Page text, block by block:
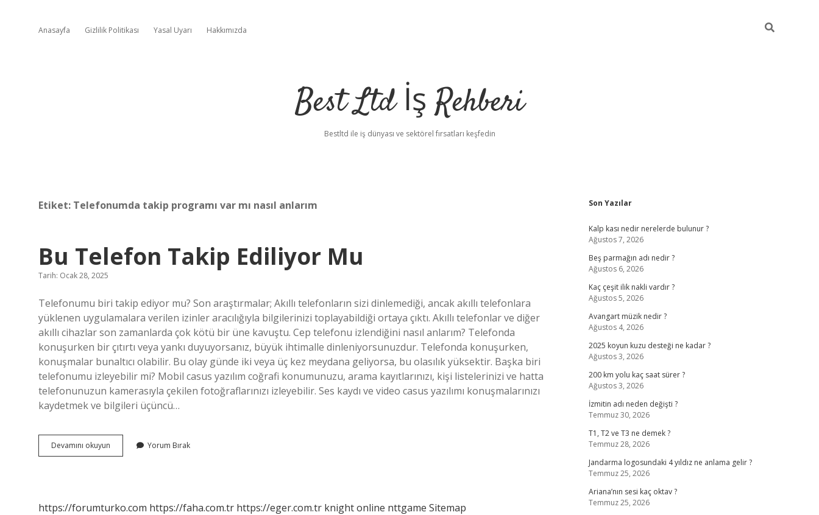
Anasayfa Gizlilik Politikası Yasal Uyarı Hakkımızda
Best Ltd İş Rehberi
Bestltd ile iş dünyası ve sektörel fırsatları keşfedin
Etiket: Telefonumda takip programı var mı nasıl anlarım
Bu Telefon Takip Ediliyor Mu
Tarih: Ocak 28, 2025
Telefonumu biri takip ediyor mu? Son araştırmalar; Akıllı telefonların sizi dinlemediği, ancak akıllı telefonlara
yüklenen uygulamalara verilen izinler aracılığıyla bilgilerinizi toplayabildiği ortaya çıktı. Akıllı telefonlar ve diğer
akıllı cihazlar son zamanlarda çok kötü bir üne kavuştu. Cep telefonu izlendiğini nasıl anlarım? Telefonda
konuşurken bir çıtırtı veya yankı duyuyorsanız, büyük ihtimalle dinleniyorsunuzdur. Telefonda konuşurken,
konuşmalar bunaltıcı olabilir. Bu olay günde iki veya üç kez meydana geliyorsa, bu olasılık yüksektir. Başka biri
telefonumu izleyebilir mi? Mobil casus yazılım coğrafi konumunuzu, arama kayıtlarınızı, kişi listelerinizi ve hatta
telefonunuzun kamerasıyla çekilen fotoğraflarınızı izleyebilir. Ses kaydı ve video casus yazılımı konuşmalarınızı
kaydetmek ve bilgileri üçüncü…
Devamını okuyun
Telefon
Yorum Bırak
https://forumturko.com https://faha.com.tr https://eger.com.tr knight online nttgame Sitemap
Sidebar
Son Yazılar
Kalp kası nedir nerelerde bulunur ?
Ağustos 7, 2026
Beş parmağın adı nedir ?
Ağustos 6, 2026
Kaç çeşit ilik nakli vardır ?
Ağustos 5, 2026
Avangart müzik nedir ?
Ağustos 4, 2026
2025 koyun kuzu desteği ne kadar ?
Ağustos 3, 2026
200 km yolu kaç saat sürer ?
Ağustos 3, 2026
İzmitin adı neden değişti ?
Temmuz 30, 2026
T1, T2 ve T3 ne demek ?
Temmuz 28, 2026
Jandarma logosundaki 4 yıldız ne anlama gelir ?
Temmuz 25, 2026
Ariana’nın sesi kaç oktav ?
Temmuz 25, 2026